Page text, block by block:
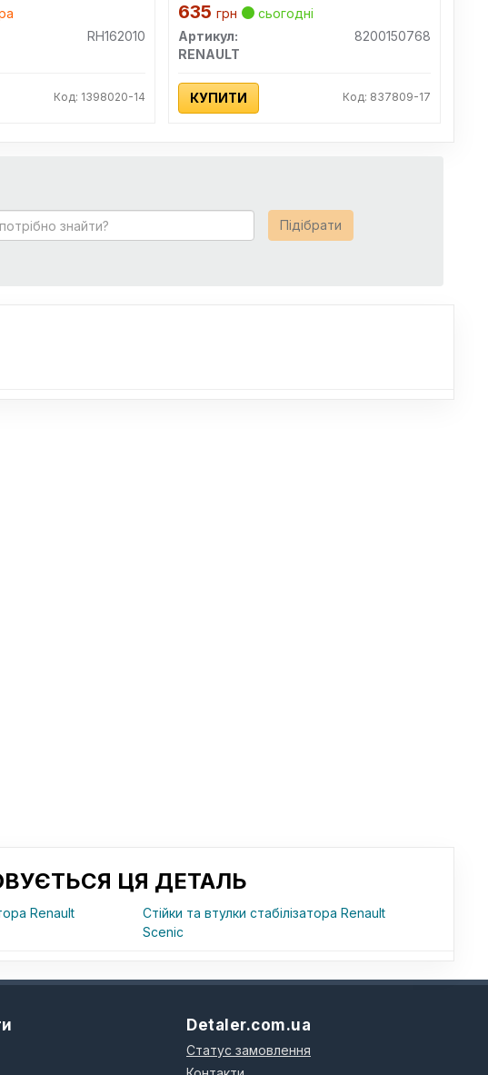
RH162010
Код: 1398020-14
635грн
сьогодні
Артикул:
8200150768
RENAULT
КУПИТИ Код: 837809-17
Підібрати
ЦЯ ДЕТАЛЬ
Renault
Стійки та втулки стабілізатора Renault
Scenic
Detaler.com.ua
Статус замовлення